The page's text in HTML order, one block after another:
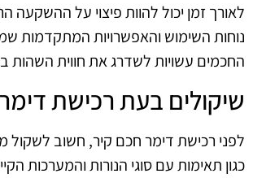
לאורך זמן יכול להוות פיצוי על ההשקעה
נוחות השימוש והאפשרויות המתקדמות
החכמים עשויות לשדרג את חווית השהות
שיקולים בעת רכישת
לפני רכישת דימר חכם קיר, חשוב לשקול
כגון תאימות עם סוגי הנורות והמערכות